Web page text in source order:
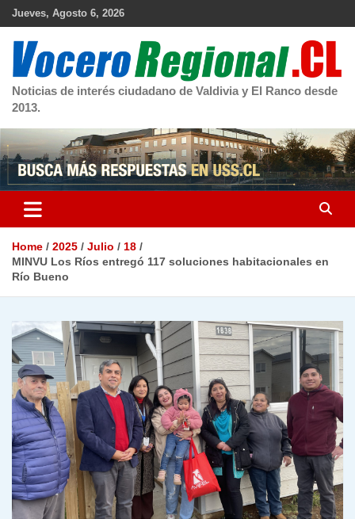
Skip
Jueves, Agosto 6, 2026
Noticias de interés ciudadano de Valdivia y El Ranco desde
2013.
Home 2025 Julio
18
MINVU Los Ríos entregó 117 soluciones habitacionales en
Río Bueno